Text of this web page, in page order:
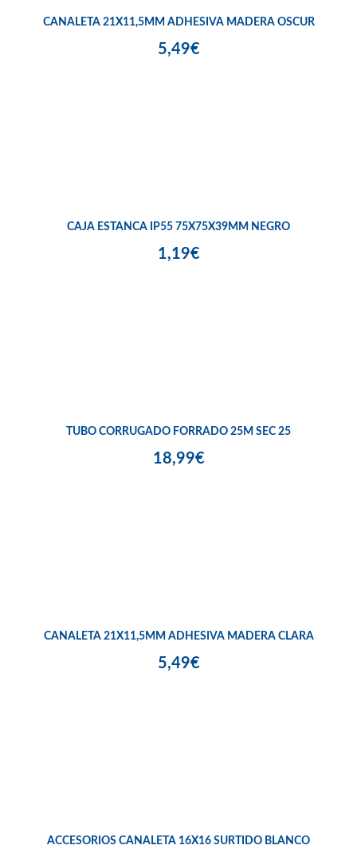
CANALETA 21X11,5MM ADHESIVA MADERA OSCUR
5,49€
CAJA ESTANCA IP55 75X75X39MM NEGRO
1,19€
TUBO CORRUGADO FORRADO 25M SEC 25
18,99€
CANALETA 21X11,5MM ADHESIVA MADERA CLARA
5,49€
ACCESORIOS CANALETA 16X16 SURTIDO BLANCO